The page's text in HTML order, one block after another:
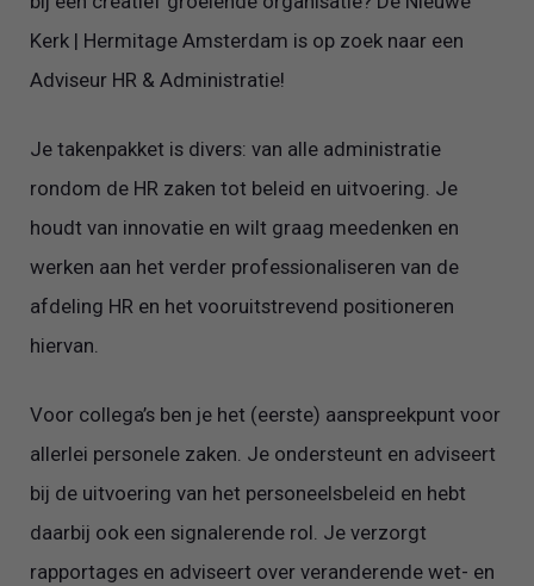
Kerk | Hermitage Amsterdam is op zoek naar een
Adviseur HR & Administratie!
Je takenpakket is divers: van alle administratie
rondom de HR zaken tot beleid en uitvoering. Je
houdt van innovatie en wilt graag meedenken en
werken aan het verder professionaliseren van de
afdeling HR en het vooruitstrevend positioneren
hiervan.
Voor collega’s ben je het (eerste) aanspreekpunt voor
allerlei personele zaken. Je ondersteunt en adviseert
bij de uitvoering van het personeelsbeleid en hebt
daarbij ook een signalerende rol. Je verzorgt
rapportages en adviseert over veranderende wet- en